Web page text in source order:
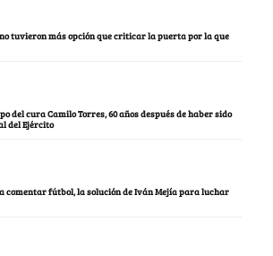
tuvieron más opción que criticar la puerta por la que
del cura Camilo Torres, 60 años después de haber sido
del Ejército
comentar fútbol, la solución de Iván Mejía para luchar